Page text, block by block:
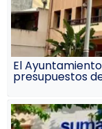
El
presupuestos